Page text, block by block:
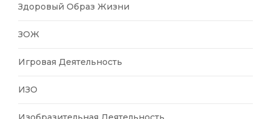
Здоровый Образ Жизни
ЗОЖ
Игровая Деятельность
ИЗО